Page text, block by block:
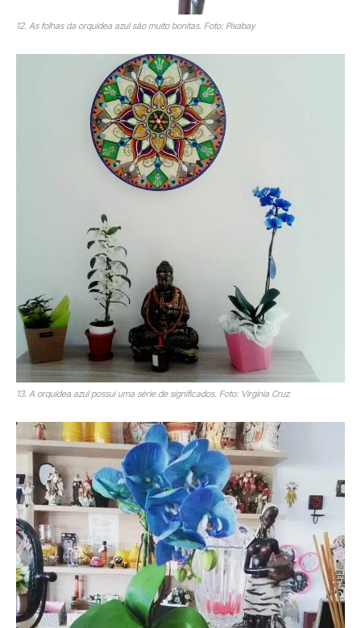
12. As folhas da orquídea azul são muito bonitas. Foto: Pixabay
13. A orquídea azul possui uma série de significados. Foto: Virgínia Cruz